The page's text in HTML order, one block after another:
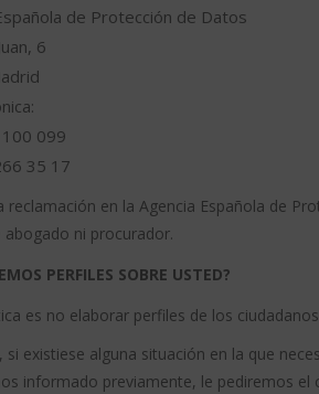
de Protección de Datos
6
099
35 17
reclamación en la Agencia Española de
abogado ni procurador.
PERFILES SOBRE USTED?
es no elaborar perfiles de los
si existiese alguna situación en la que
informado previamente, le pediremos